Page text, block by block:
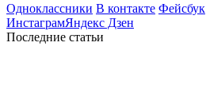
Одноклассники В контакте Фейсбук
ИнстаграмЯндекс Дзен
Последние статьи